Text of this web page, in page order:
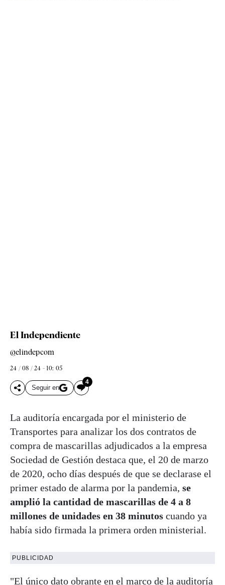
El Independiente
@elindepcom
24 / 08 / 24 - 10: 05
Seguir en
4
La auditoría encargada por el ministerio de
Transportes para analizar los dos contratos de
compra de mascarillas adjudicados a la empresa
Sociedad de Gestión destaca que, el 20 de marzo
de 2020, ocho días después de que se declarase el
primer estado de alarma por la pandemia, se
amplió la cantidad de mascarillas de 4 a 8
millones de unidades en 38 minutos cuando ya
había sido firmada la primera orden ministerial.
PUBLICIDAD
"El único dato obrante en el marco de la auditoría